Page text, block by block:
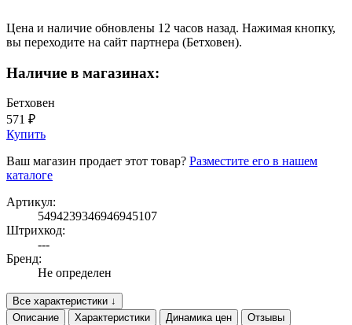
Цена и наличие обновлены 12 часов назад. Нажимая кнопку,
вы переходите на сайт партнера (Бетховен).
Наличие в магазинах:
Бетховен
571 ₽
Купить
Ваш магазин продает этот товар? Разместите его в нашем
каталоге
Артикул:
5494239346946945107
Штрихкод:
---
Бренд:
Не определен
Все характеристики ↓
Описание
Характеристики Динамика цен
Отзывы